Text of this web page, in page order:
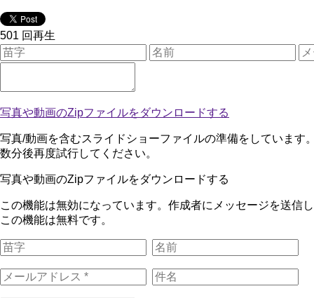
501 回再生
写真や動画のZipファイルをダウンロードする
写真/動画を含むスライドショーファイルの準備をしています
数分後再度試行してください。
写真や動画のZipファイルをダウンロードする
この機能は無効になっています。作成者にメッセージを送信
この機能は無料です。